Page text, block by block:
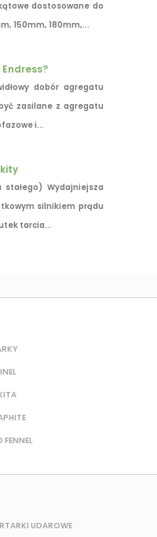
dostosowane do
150mm, 180mm,...
dobór agregatu
zasilane z agregatu
i...
Wydajniejsza
silnikiem prądu
tarcia...
FENNEL
UDAROWE